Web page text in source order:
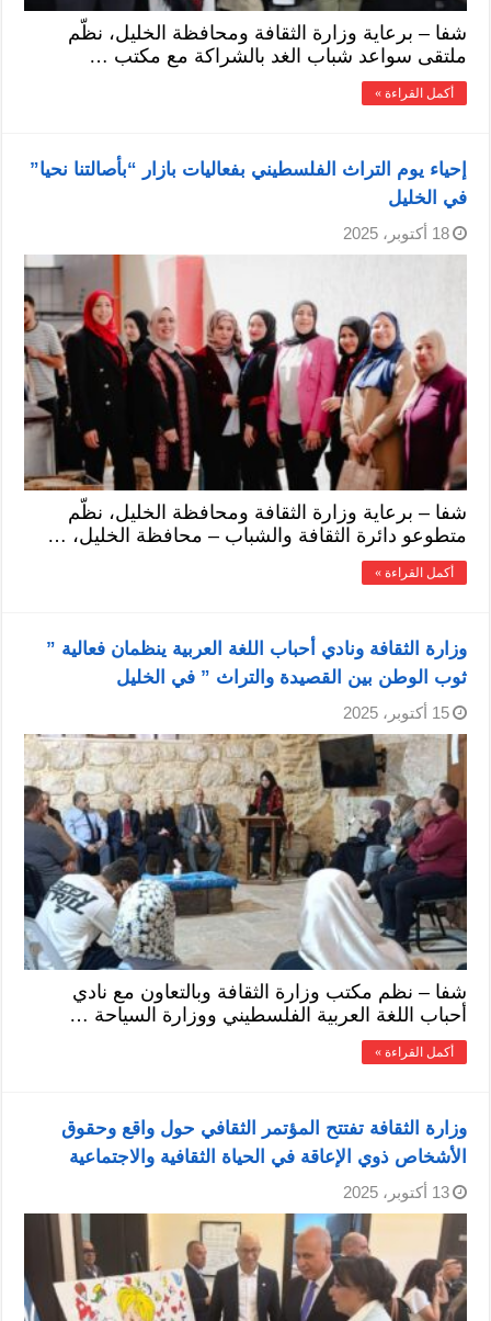
شفا – برعاية وزارة الثقافة ومحافظة الخليل، نظّم
ملتقى سواعد شباب الغد بالشراكة مع مكتب …
أكمل القراءة »
إحياء يوم التراث الفلسطيني بفعاليات بازار “بأصالتنا نحيا”
في الخليل
18 أكتوبر، 2025
شفا – برعاية وزارة الثقافة ومحافظة الخليل، نظّم
متطوعو دائرة الثقافة والشباب – محافظة الخليل، …
أكمل القراءة »
وزارة الثقافة ونادي أحباب اللغة العربية ينظمان فعالية ”
ثوب الوطن بين القصيدة والتراث ” في الخليل
15 أكتوبر، 2025
شفا – نظم مكتب وزارة الثقافة وبالتعاون مع نادي
أحباب اللغة العربية الفلسطيني ووزارة السياحة …
أكمل القراءة »
وزارة الثقافة تفتتح المؤتمر الثقافي حول واقع وحقوق
الأشخاص ذوي الإعاقة في الحياة الثقافية والاجتماعية
13 أكتوبر، 2025